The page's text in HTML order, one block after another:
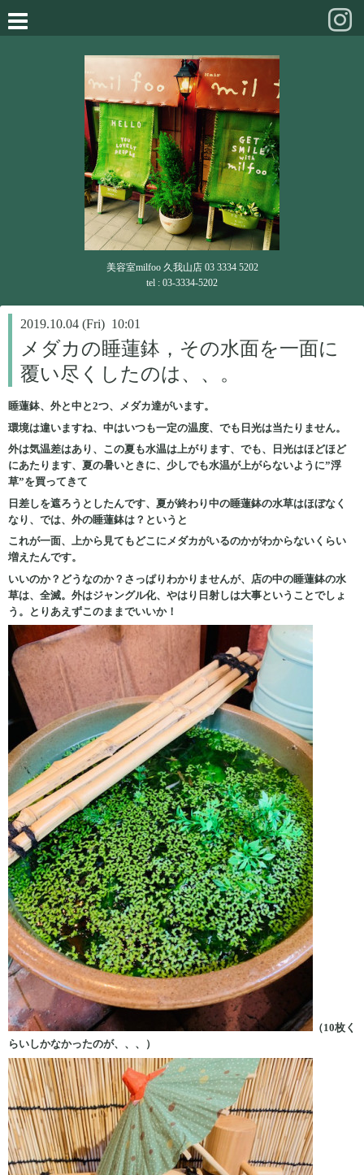
美容室milfoo 久我山店 03 3334 5202
tel : 03-3334-5202
2019.10.04 (Fri) 10:01
メダカの睡蓮鉢，その水面を一面に
覆い尽くしたのは、、。
睡蓮鉢、外と中と2つ、メダカ達がいます。
環境は違いますね、中はいつも一定の温度、でも日光は当たりません。
外は気温差はあり、この夏も水温は上がります、でも、日光はほどほど
にあたります、夏の暑いときに、少しでも水温が上がらないように”浮
草”を買ってきて
日差しを遮ろうとしたんです、夏が終わり中の睡蓮鉢の水草はほぼなく
なり、では、外の睡蓮鉢は？というと
これが一面、上から見てもどこにメダカがいるのかがわからないくらい
増えたんです。
いいのか？どうなのか？さっぱりわかりませんが、店の中の睡蓮鉢の水
草は、全滅。外はジャングル化、やはり日射しは大事ということでしょ
う。とりあえずこのままでいいか！
（10枚く
らいしかなかったのが、、、）